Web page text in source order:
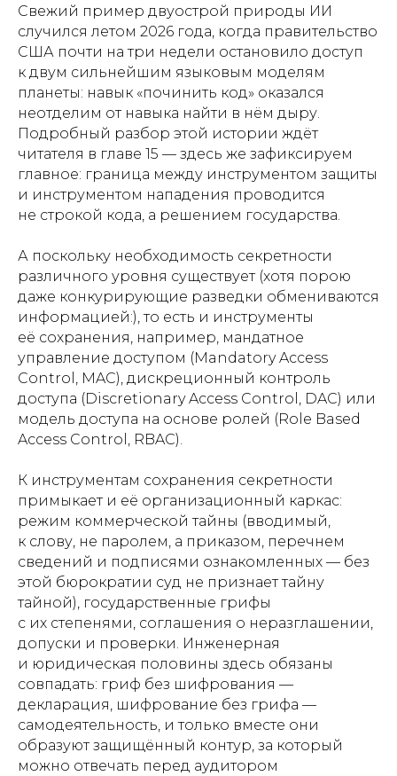
Свежий пример двуострой природы ИИ
случился летом 2026 года, когда правительство
США почти на три недели остановило доступ
к двум сильнейшим языковым моделям
планеты: навык «починить код» оказался
неотделим от навыка найти в нём дыру.
Подробный разбор этой истории ждёт
читателя в главе 15 — здесь же зафиксируем
главное: граница между инструментом защиты
и инструментом нападения проводится
не строкой кода, а решением государства.
А поскольку необходимость секретности
различного уровня существует (хотя порою
даже конкурирующие разведки обмениваются
информацией:), то есть и инструменты
её сохранения, например, мандатное
управление доступом (Mandatory Access
Control, MAC), дискреционный контроль
доступа (Discretionary Access Control, DAC) или
модель доступа на основе ролей (Role Based
Access Control, RBAC).
К инструментам сохранения секретности
примыкает и её организационный каркас:
режим коммерческой тайны (вводимый,
к слову, не паролем, а приказом, перечнем
сведений и подписями ознакомленных — без
этой бюрократии суд не признает тайну
тайной), государственные грифы
с их степенями, соглашения о неразглашении,
допуски и проверки. Инженерная
и юридическая половины здесь обязаны
совпадать: гриф без шифрования —
декларация, шифрование без грифа —
самодеятельность, и только вместе они
образуют защищённый контур, за который
можно отвечать перед аудитором